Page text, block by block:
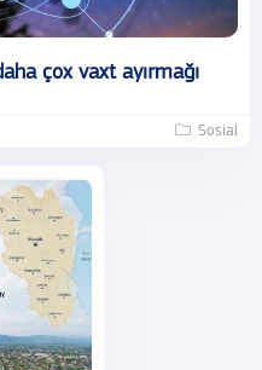
çox vaxt ayırmağı
Sosial